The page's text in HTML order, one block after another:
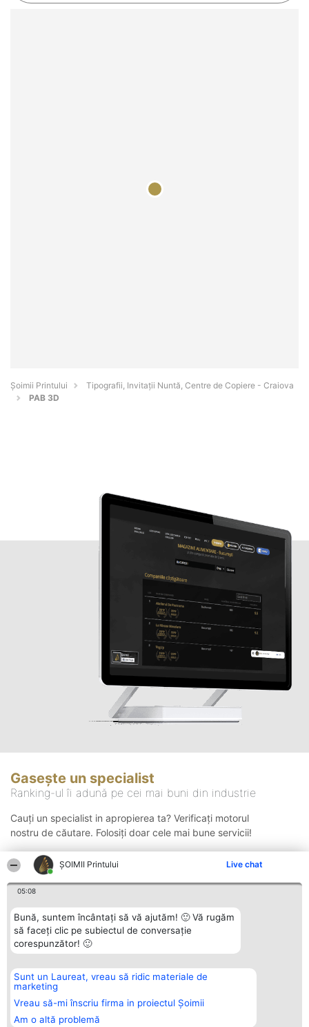
ŞOIMII Printului Live chat
05:08
Bună, suntem încântați să vă ajutăm! 🙂 Vă rugăm
să faceți clic pe subiectul de conversație
corespunzător! 🙂
Sunt un Laureat, vreau să ridic materiale de
marketing
Vreau să-mi înscriu firma in proiectul Șoimii
Am o altă problemă
Şoimii Printului
Tipografii, Invitații Nuntă, Centre de Copiere - Craiova
PAB 3D
Gasește un specialist
Ranking-ul îi adună pe cei mai buni din industrie
Cauți un specialist in apropierea ta? Verificați motorul
nostru de căutare. Folosiți doar cele mai bune servicii!
Organizator Ranking
BRIGHT SOLUTIONS BR SRL
Aleea Timisul De Sus 2 Bl. A30
Sc. A Et. 4 Ap. 13 Cod 061952
București
Plebiscyt
Lista Tuturor
Laureaților
Contact